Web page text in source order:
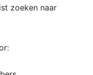
zoeken naar